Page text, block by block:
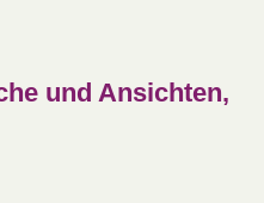
und Ansichten,